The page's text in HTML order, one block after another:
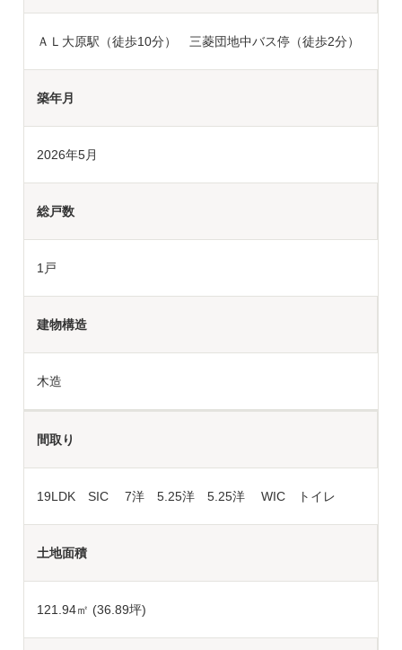
ＡＬ大原駅（徒歩10分） 三菱団地中バス停（徒歩2分）
築年月
2026年5月
総戸数
1戸
建物構造
木造
間取り
19LDK SIC 7洋 5.25洋 5.25洋 WIC トイレ
土地面積
121.94㎡ (36.89坪)